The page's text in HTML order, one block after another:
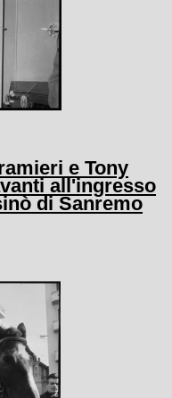
e Tony
all'ingresso
di Sanremo